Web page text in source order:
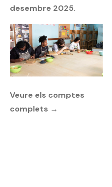
desembre 2025.
Veure els comptes
complets →